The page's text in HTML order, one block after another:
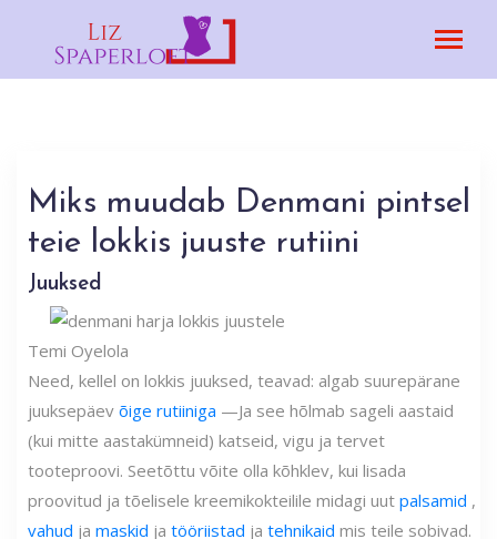
Miks muudab Denmani pintsel
teie lokkis juuste rutiini
Juuksed
Temi Oyelola
Need, kellel on lokkis juuksed, teavad: algab suurepärane
juuksepäev õige rutiiniga —Ja see hõlmab sageli aastaid
(kui mitte aastakümneid) katseid, vigu ja tervet
tooteproovi. Seetõttu võite olla kõhklev, kui lisada
proovitud ja tõelisele kreemikokteilile midagi uut palsamid ,
vahud ja maskid ja tööriistad ja tehnikaid mis teile sobivad.